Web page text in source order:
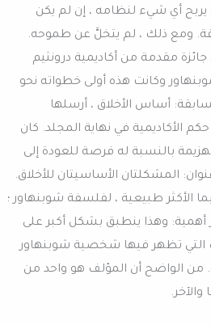
يربح أي شيء لنظامه ، إن لم يكن
ومع ذلك ، لم يتخلَّ عن طموحه.
على جائزة مقدمة من أكاديمية درونثيم
وكانت هذه أولى خطواته نحو
أساس الأخلاق ، أرسلها
الأكاديمية في نهاية المجلد. كان
بالنسبة له فرصة للعودة إلى
معًا تحت عنوان: المشكلتان الأساسيتان للأخلاق.
الأكثر طبيعية ، لفلسفة شوبنهاور ؛
أهمية: وهذا ينطبق بشكل أكبر على
التي تظهر فيها شخصية شوبنهاور
من الواضح أن المؤلف هو واحد من